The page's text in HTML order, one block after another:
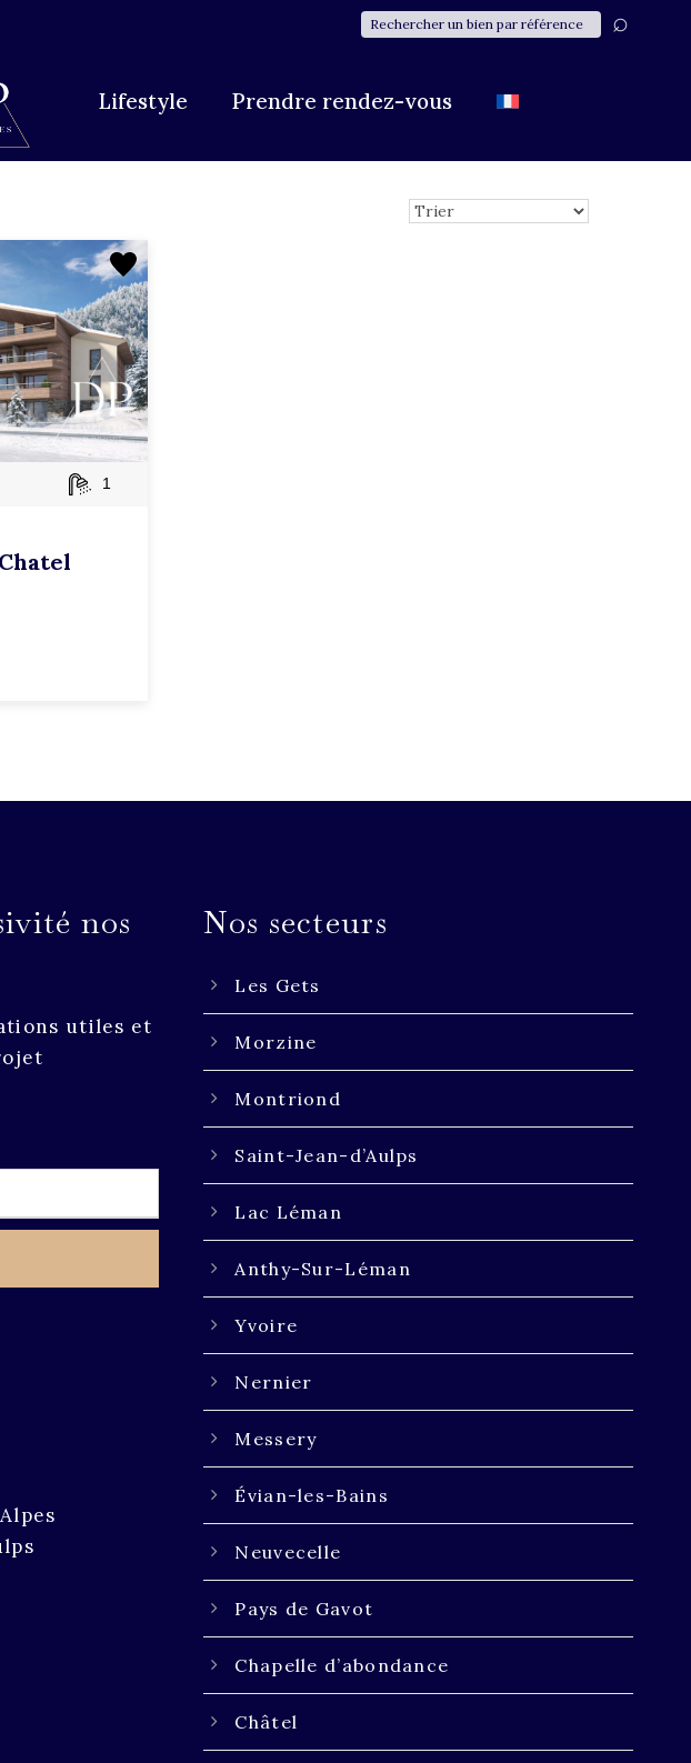
Lifestyle Prendre rendez-vous
1
nos
utiles et
Nos secteurs
Les Gets
Morzine
Montriond
Saint-Jean-d’Aulps
Lac Léman
Anthy-Sur-Léman
Yvoire
Nernier
Messery
Évian-les-Bains
Neuvecelle
Pays de Gavot
Chapelle d’abondance
Châtel